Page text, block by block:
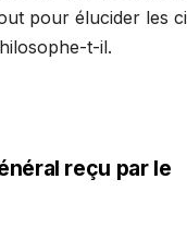
pour élucider les
t-il.
reçu par le